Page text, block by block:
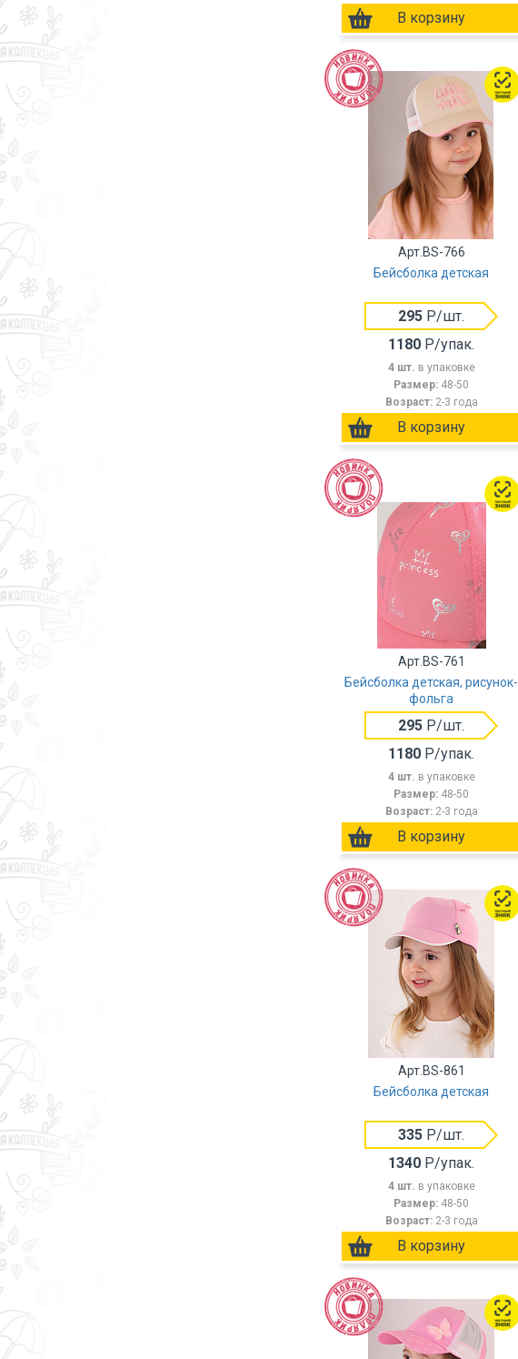
Арт.BS-766
Бейсболка детская
295 Р/шт.
1180 Р/упак.
4 шт. в упаковке
Размер: 48-50
Возраст: 2-3 года
Арт.BS-761
Бейсболка детская, рисунок-
фольга
295 Р/шт.
1180 Р/упак.
4 шт. в упаковке
Размер: 48-50
Возраст: 2-3 года
Арт.BS-861
Бейсболка детская
335 Р/шт.
1340 Р/упак.
4 шт. в упаковке
Размер: 48-50
Возраст: 2-3 года